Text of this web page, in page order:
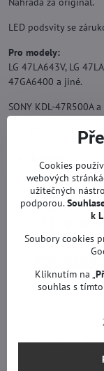
LED podsvity se
Pro modely:
LG 47LA643V, LG
47GA6400 a jiné.
SONY KDL-47R500A
PHILIPS
Poradna:
Cookies
webových
užitečných
podporou.
k
Soubory cookies
Kliknutím na „
souhlas s